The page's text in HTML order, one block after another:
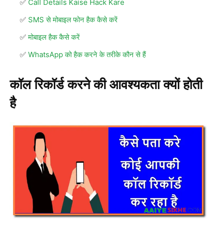
Call Details Kaise Hack Kare
SMS से मोबाइल फोन हैक कैसे करें
मोबाइल हैक कैसे करें
WhatsApp को हैक करने के तरीके कौन से हैं
कॉल रिकॉर्ड करने की आवश्यकता क्यों होती
है